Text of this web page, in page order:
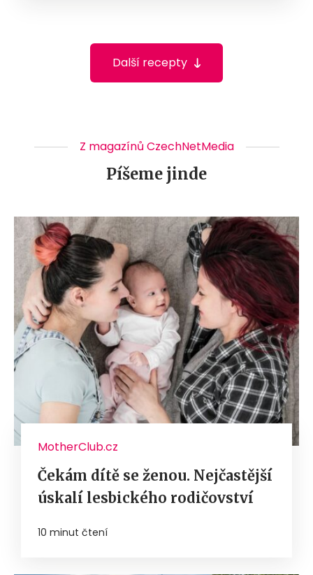
Další recepty
Z magazínů CzechNetMedia
Píšeme jinde
MotherClub.cz
Čekám dítě se ženou. Nejčastější
úskalí lesbického rodičovství
10 minut čtení